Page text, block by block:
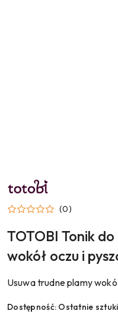
NAZWA
PRODUCENTA:
TOTOBI
(0)
TOTOBI Tonik
wokół oczu i
Usuwa trudne plamy
Dostępność: Ostatnie